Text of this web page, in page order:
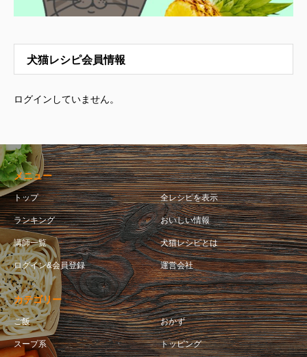
犬猫レシピ会員情報
ログインしていません。
メニュー
トップ 全レシピを表示
ランキング おいしい情報
講師一覧 犬猫レシピとは
ログイン&会員登録 運営会社
カテゴリー
ご飯 おかず
スープ系 トッピング